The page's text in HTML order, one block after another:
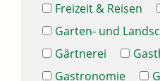
Freizeit & Reisen
Garten- und
Gärtnerei
Gastronomie